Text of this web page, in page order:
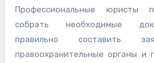
Профессиональные юристы
собрать необходимые
правильно составить
правоохранительные органы и